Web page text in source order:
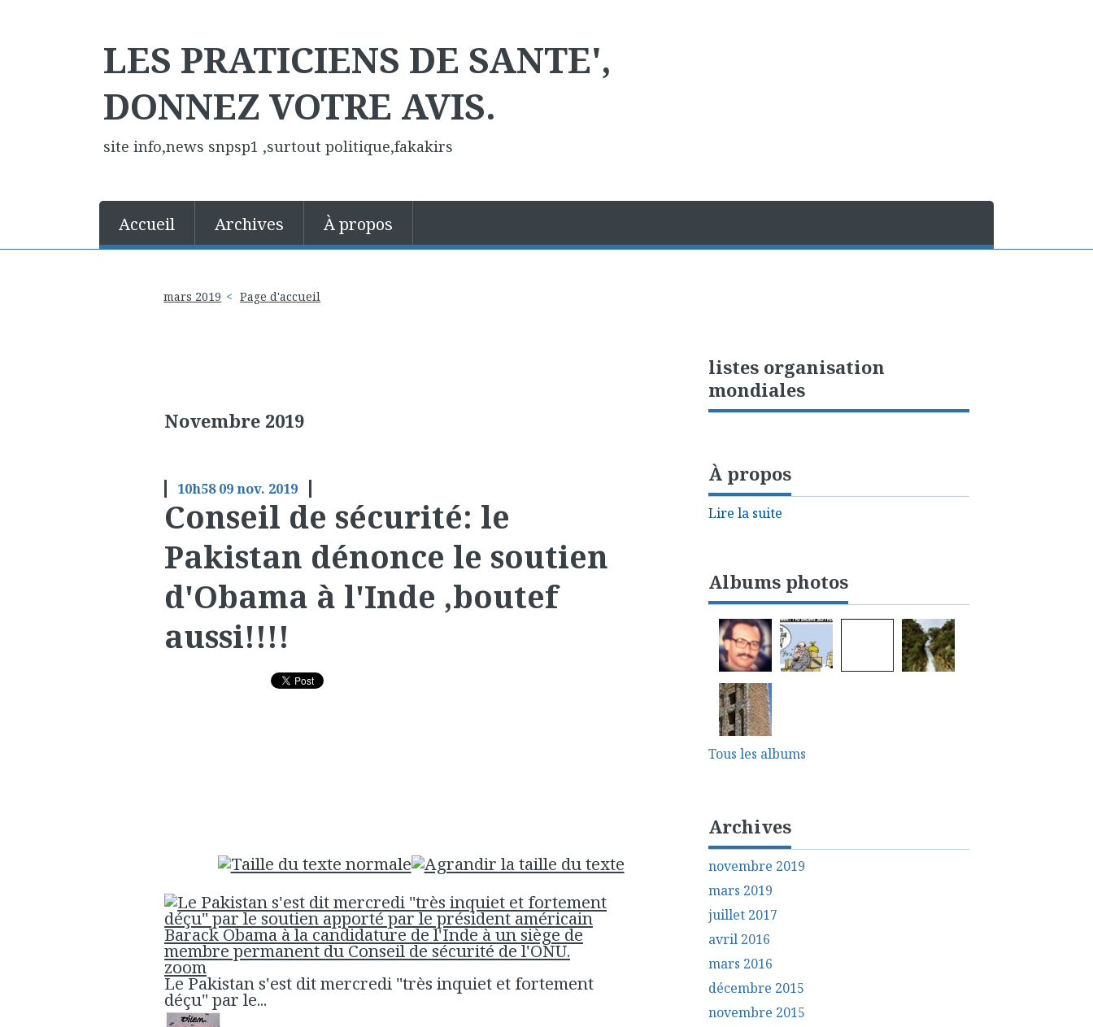
LES PRATICIENS DE SANTE',
DONNEZ VOTRE AVIS.
site info,news snpsp1 ,surtout politique,fakakirs
Accueil Archives À propos
mars 2019 Page d'accueil
Novembre 2019
10h58 09nov. 2019
Conseil de sécurité: le
Pakistan dénonce le soutien
d'Obama à l'Inde ,boutef
aussi!!!!
zoom
Le Pakistan s'est dit mercredi "très inquiet et fortement
déçu" par le...
listes organisation
mondiales
À propos
Lire la suite
Albums photos
Tous les albums
Archives
novembre 2019
mars 2019
juillet 2017
avril 2016
mars 2016
décembre 2015
novembre 2015